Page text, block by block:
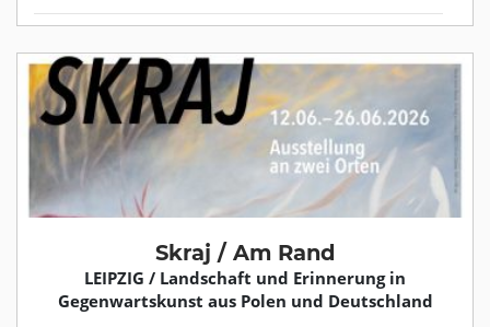
Skraj / Am Rand
LEIPZIG / Landschaft und Erinnerung in
Gegenwartskunst aus Polen und Deutschland